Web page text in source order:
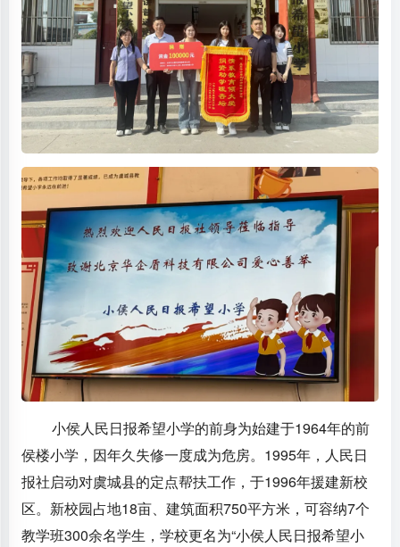
小侯人民日报希望小学的前身为始建于1964年的前
侯楼小学，因年久失修一度成为危房。1995年，人民日
报社启动对虞城县的定点帮扶工作，于1996年援建新校
区。新校园占地18亩、建筑面积750平方米，可容纳7个
教学班300余名学生，学校更名为“小侯人民日报希望小